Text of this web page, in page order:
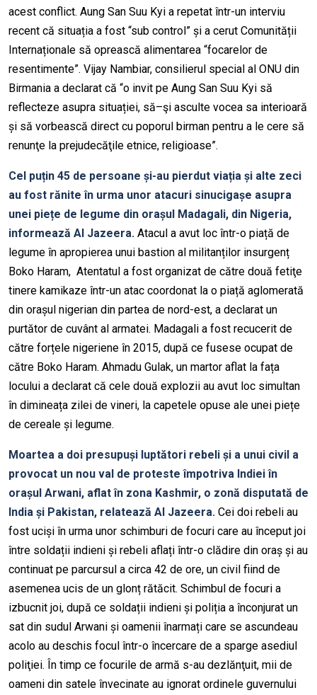
acest conflict. Aung San Suu Kyi a repetat într-un interviu
recent că situația a fost “sub control” și a cerut Comunității
Internaționale să oprească alimentarea “focarelor de
resentimente”. Vijay Nambiar, consilierul special al ONU din
Birmania a declarat că “o invit pe Aung San Suu Kyi să
reflecteze asupra situației, să–şi asculte vocea sa interioară
și să vorbească direct cu poporul birman pentru a le cere să
renunţe la prejudecăţile etnice, religioase”.
Cel puțin 45 de persoane și-au pierdut viația și alte zeci
au fost rănite în urma unor atacuri sinucigașe asupra
unei piețe de legume din orașul Madagali, din Nigeria,
informează Al Jazeera. Atacul a avut loc într-o piață de
legume în apropierea unui bastion al militanților insurgenț
Boko Haram, Atentatul a fost organizat de către două fetiţe
tinere kamikaze într-un atac coordonat la o piață aglomerată
din orașul nigerian din partea de nord-est, a declarat un
purtător de cuvânt al armatei. Madagali a fost recucerit de
către forțele nigeriene în 2015, după ce fusese ocupat de
către Boko Haram. Ahmadu Gulak, un martor aflat la fața
locului a declarat că cele două explozii au avut loc simultan
în dimineața zilei de vineri, la capetele opuse ale unei piețe
de cereale și legume.
Moartea a doi presupuși luptători rebeli și a unui civil a
provocat un nou val de proteste împotriva Indiei în
orașul Arwani, aflat în zona Kashmir, o zonă disputată de
India și Pakistan, relatează Al Jazeera. Cei doi rebeli au
fost uciși în urma unor schimburi de focuri care au început joi
între soldații indieni și rebeli aflați într-o clădire din oraș și au
continuat pe parcursul a circa 42 de ore, un civil fiind de
asemenea ucis de un glonț rătăcit. Schimbul de focuri a
izbucnit joi, după ce soldații indieni și poliția a înconjurat un
sat din sudul Arwani și oamenii înarmați care se ascundeau
acolo au deschis focul într-o încercare de a sparge asediul
poliţiei. În timp ce focurile de armă s-au dezlănţuit, mii de
oameni din satele învecinate au ignorat ordinele guvernului